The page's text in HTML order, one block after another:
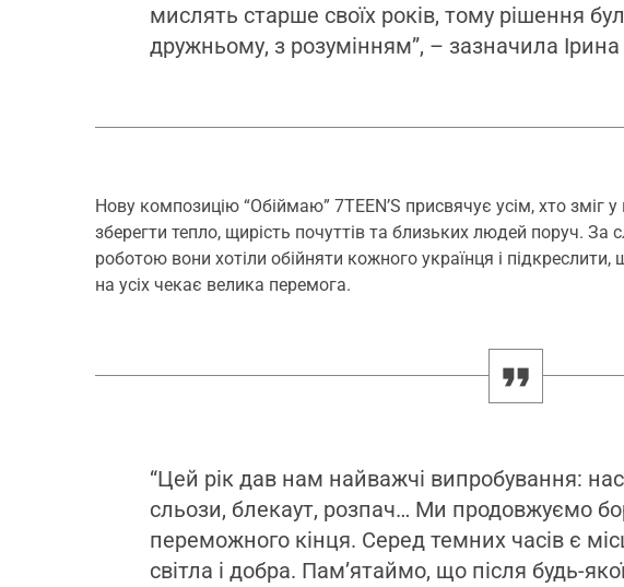
мислять старше своїх років, тому рішення
дружньому, з розумінням”, – зазначила
Нову композицію “Обіймаю” 7TEEN’S присвячує усім, хто зміг
зберегти тепло, щирість почуттів та близьких людей поруч. За
роботою вони хотіли обійняти кожного українця і
на усіх чекає велика перемога.
“Цей рік дав нам найважчі випробування:
сльози, блекаут, розпач… Ми продовжуємо
переможного кінця. Серед темних часів є
світла і добра. Пам’ятаймо, що після будь-